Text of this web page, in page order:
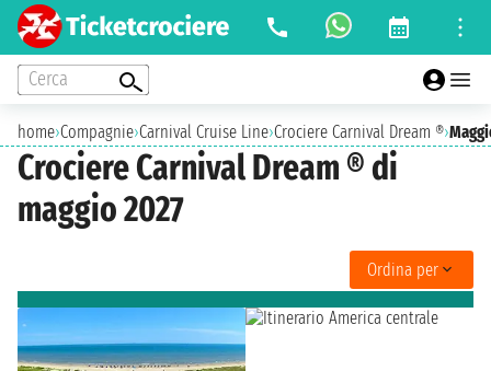
Cerca
home›Compagnie›Carnival Cruise Line›Crociere Carnival Dream ®›
Crociere Carnival Dream ® di
maggio 2027
Ordina per